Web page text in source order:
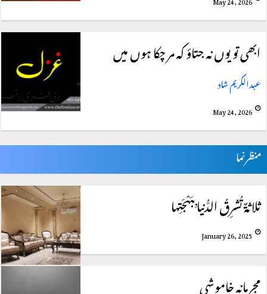
ابھی تو یوں نہ جتاؤ کہ مر چکا ہوں میں
عبدالکریم شاد
May 24, 2026
منظرنما
ثلاثةٌ تُشرِقُ الدُّنيا بِبَهْجَتِها
January 26, 2025
مجرمانہ خاموشی